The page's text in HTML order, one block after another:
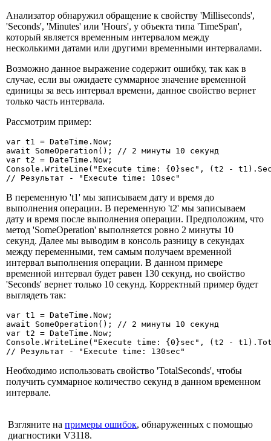
Анализатор обнаружил обращение к свойству 'Milliseconds',
'Seconds', 'Minutes' или 'Hours', у объекта типа 'TimeSpan',
который является временным интервалом между
несколькими датами или другими временными интервалами.
Возможно данное выражение содержит ошибку, так как в
случае, если вы ожидаете суммарное значение временной
единицы за весь интервал времени, данное свойство вернет
только часть интервала.
Рассмотрим пример:
var t1 = DateTime.Now;
await SomeOperation(); // 2 минуты 10 секунд
var t2 = DateTime.Now;
Console.WriteLine("Execute time: {0}sec", (t2 -
// Результат - "Execute time: 10sec"
В переменную 't1' мы записываем дату и время до
выполнения операции. В переменную 't2' мы записываем
дату и время после выполнения операции. Предположим, что
метод 'SomeOperation' выполняется ровно 2 минуты 10
секунд. Далее мы выводим в консоль разницу в секундах
между переменными, тем самым получаем временной
интервал выполнения операции. В данном примере
временной интервал будет равен 130 секунд, но свойство
'Seconds' вернет только 10 секунд. Корректный пример будет
выглядеть так:
var t1 = DateTime.Now;
await SomeOperation(); // 2 минуты 10 секунд
var t2 = DateTime.Now;
Console.WriteLine("Execute time: {0}sec", (t2 -
// Результат - "Execute time: 130sec"
Необходимо использовать свойство 'TotalSeconds', чтобы
получить суммарное количество секунд в данном временном
интервале.
Взгляните на примеры ошибок, обнаруженных с помощью
диагностики V3118.